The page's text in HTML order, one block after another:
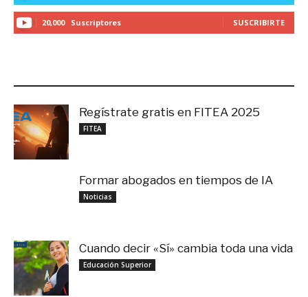
20,000 Suscriptores SUSCRIBIRTE
Regístrate gratis en FITEA 2025
FITEA
Formar abogados en tiempos de IA
Noticias
Cuando decir «Sí» cambia toda una vida
Educación Superior